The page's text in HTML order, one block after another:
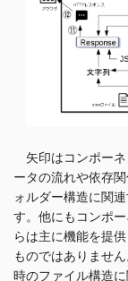
矢印はコンポー
ータの流れや依存
ォルダー構造に関
す。他にもコンポ
らは主に機能を提
ものではありませ
時のファイル構造